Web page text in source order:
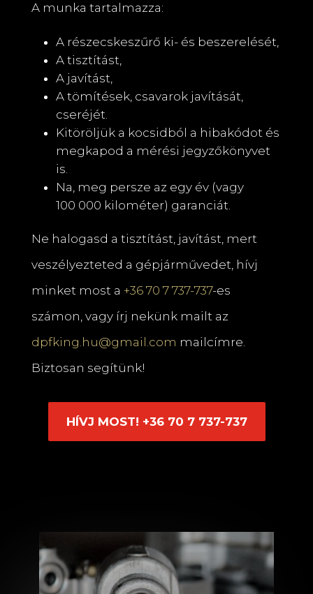
A munka tartalmazza:
A részecskeszűrő ki- és beszerelését,
A tisztítást,
A javítást,
A tömítések, csavarok javítását,
cseréjét.
Kitöröljük a kocsidból a hibakódot és
megkapod a mérési jegyzőkönyvet
is.
Na, meg persze az egy év (vagy
100 000 kilométer) garanciát.
Ne halogasd a tisztítást, javítást, mert
veszélyezteted a gépjárművedet, hívj
minket most a +36 70 7 737-737-es
számon, vagy írj nekünk mailt az
dpfking.hu@gmail.com mailcímre.
Biztosan segítünk!
HÍVJ MOST! +36 70 7 737-737